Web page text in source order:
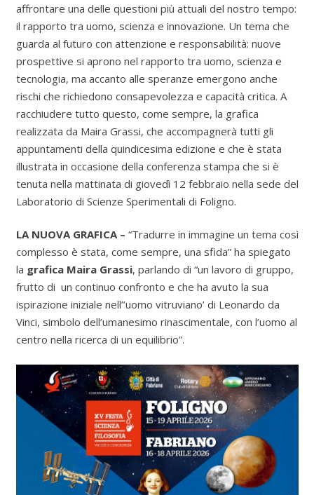
affrontare una delle questioni più attuali del nostro tempo:
il rapporto tra uomo, scienza e innovazione. Un tema che
guarda al futuro con attenzione e responsabilità: nuove
prospettive si aprono nel rapporto tra uomo, scienza e
tecnologia, ma accanto alle speranze emergono anche
rischi che richiedono consapevolezza e capacità critica. A
racchiudere tutto questo, come sempre, la grafica
realizzata da Maira Grassi, che accompagnerà tutti gli
appuntamenti della quindicesima edizione e che è stata
illustrata in occasione della conferenza stampa che si è
tenuta nella mattinata di giovedì 12 febbraio nella sede del
Laboratorio di Scienze Sperimentali di Foligno.
LA NUOVA GRAFICA – “Tradurre in immagine un tema così
complesso è stata, come sempre, una sfida” ha spiegato
la grafica Maira Grassi, parlando di “un lavoro di gruppo,
frutto di un continuo confronto e che ha avuto la sua
ispirazione iniziale nell’’uomo vitruviano’ di Leonardo da
Vinci, simbolo dell’umanesimo rinascimentale, con l’uomo al
centro nella ricerca di un equilibrio”.